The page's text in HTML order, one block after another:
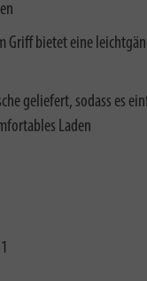
Griff bietet eine
geliefert, sodass es
Laden